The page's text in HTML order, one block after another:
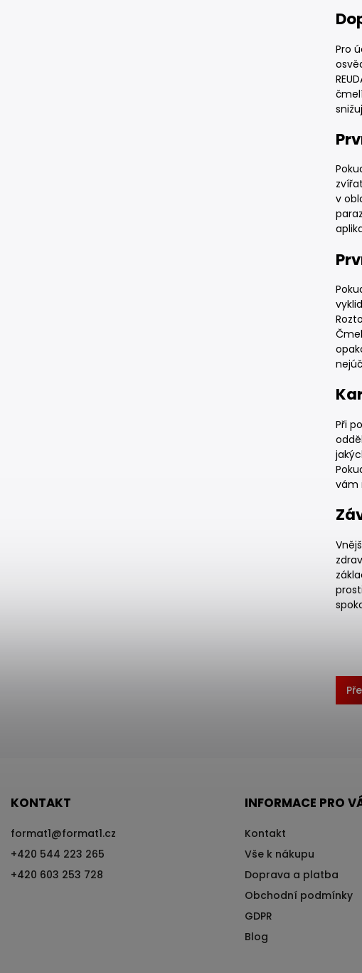
Pro
v
Při
vám
KONTAKT
format1@format1.cz
+420 544 223 265
+420 603 253 728
INFORMACE PRO
Kontakt
Vše k nákupu
Doprava a platba
Obchodní podmínky
GDPR
Blog